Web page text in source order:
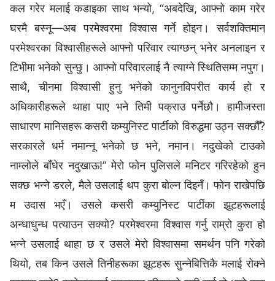
कल गरेर मलाई कडाइका साथ भन्यो, “अबदेखि, आफ्‍नो काम गरेर
घरमै बस्‍नू—अब परमेश्‍वरमा विश्‍वास गर्ने होइन। सर्वशक्तिमान्‌
परमेश्‍वरका विश्‍वासीहरूले आफ्‍नो परिवार त्याग्छन् भनेर अनलाइन र
टिभीमा भनेको सुन्छु। आफ्‍नो परिवारलाई नै त्याग्‍ने स्थितिसम्‍म नपुग।
साथै, चीनमा विश्‍वासी हुनु भनेको कानुनविपरीत कार्य हो र
अधिकारीहरूले थाहा पाए भने तिमी पक्राउ पर्नेछौ। हामीजस्ता
साधारण मानिसहरू कसरी कम्युनिस्ट पार्टीको विरुद्धमा उठ्न सक्छौँ?
सरकारले धर्म नमान्‍नू भनेको छ भने, नमान। नदुखेको टाउको
नाम्‍लोले बाँधेर नदुखाऊ!” मेरो फोन पुलिसले मनिटर गरिरहेको हुन
सक्छ भन्‍ने डरले, मैले उसलाई थप कुरा बोल्‍न दिइनँ। फोन राखेपछि
म उदास भएँ। उसले कसरी कम्युनिस्ट पार्टीका झूटहरूलाई
अन्धाधुन्ध पत्याउन सक्यो? परमेश्‍वरमा विश्‍वास गर्नु राम्रो कुरा हो
भन्‍ने उसलाई थाहा छ र उसले मेरो विश्‍वासमा समर्थन पनि गरेको
थियो, तब किन उसले तिनीहरूका झूटहरू सुन्‍नेबित्तिकै मलाई रोक्‍ने